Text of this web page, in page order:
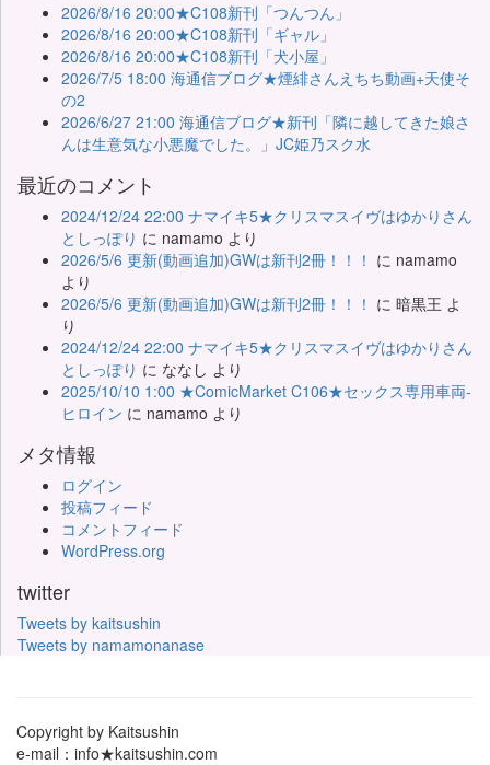
2026/8/16 20:00★C108新刊「つんつん」
2026/8/16 20:00★C108新刊「ギャル」
2026/8/16 20:00★C108新刊「犬小屋」
2026/7/5 18:00 海通信ブログ★煙緋さんえちち動画+天使そ
の2
2026/6/27 21:00 海通信ブログ★新刊「隣に越してきた娘さ
んは生意気な小悪魔でした。」JC姫乃スク水
最近のコメント
2024/12/24 22:00 ナマイキ5★クリスマスイヴはゆかりさん
としっぽり に namamo より
2026/5/6 更新(動画追加)GWは新刊2冊！！！ に namamo
より
2026/5/6 更新(動画追加)GWは新刊2冊！！！ に 暗黒王 よ
り
2024/12/24 22:00 ナマイキ5★クリスマスイヴはゆかりさん
としっぽり に ななし より
2025/10/10 1:00 ★ComicMarket C106★セックス専用車両-
ヒロイン に namamo より
メタ情報
ログイン
投稿フィード
コメントフィード
WordPress.org
twitter
Tweets by kaitsushin
Tweets by namamonanase
Copyright by Kaitsushin
e-mail：info★kaitsushin.com